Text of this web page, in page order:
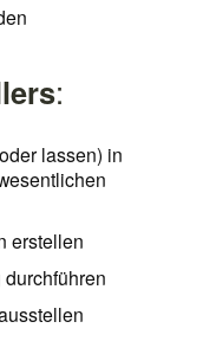
:
lassen) in
erstellen